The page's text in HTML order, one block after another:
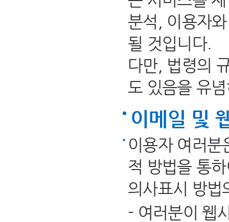
분석, 이용자
될 것입니다.
다만, 법령의
도 있음을 유
이메일 및
이용자 여러
적 방법을 통
의사표시 방법
- 여러분이 웹